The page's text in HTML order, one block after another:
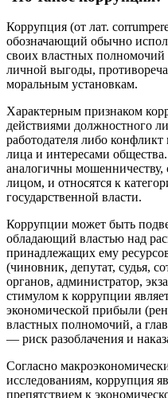
Коррупция (от лат.
обозначающий обычно
своих властных
личной выгоды,
моральным установкам.
Характерным признаком
действиями должностного
работодателя либо
лица и интересами
аналогичны
лицом, и относятся к
государственной власти.
Коррупции может быть
обладающий властью над
принадлежащих ему
(чиновник, депутат, судья,
органов, администратор,
стимулом к коррупции
экономической прибыли
властных полномочий, а
— риск разоблачения и
Согласно
исследованиям, коррупция
препятствием к